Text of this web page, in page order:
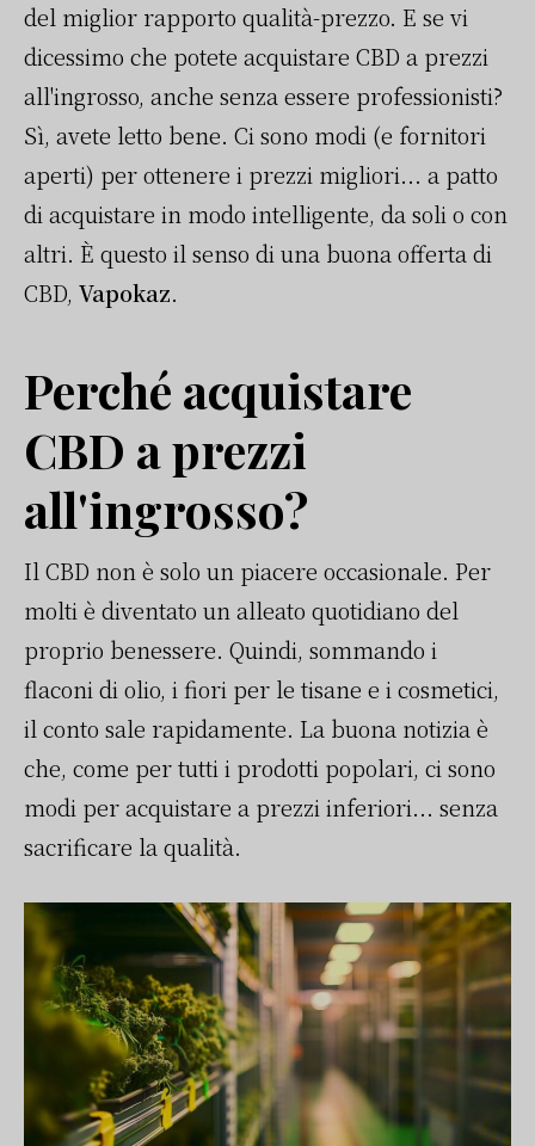
del miglior rapporto qualità-prezzo. E se vi
dicessimo che potete acquistare CBD a prezzi
all'ingrosso, anche senza essere professionisti?
Sì, avete letto bene. Ci sono modi (e fornitori
aperti) per ottenere i prezzi migliori... a patto
di acquistare in modo intelligente, da soli o con
altri. È questo il senso di una buona offerta di
CBD, Vapokaz.
Perché acquistare
CBD a prezzi
all'ingrosso?
Il CBD non è solo un piacere occasionale. Per
molti è diventato un alleato quotidiano del
proprio benessere. Quindi, sommando i
flaconi di olio, i fiori per le tisane e i cosmetici,
il conto sale rapidamente. La buona notizia è
che, come per tutti i prodotti popolari, ci sono
modi per acquistare a prezzi inferiori... senza
sacrificare la qualità.